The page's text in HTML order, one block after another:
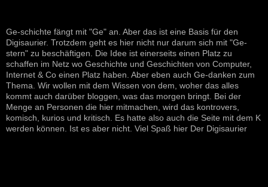
Ge-schichte fängt mit "Ge" an. Aber das ist eine Basis für den
Digisaurier. Trotzdem geht es hier nicht nur darum sich mit "Ge-
stern" zu beschäftigen. Die Idee ist einerseits einen Platz zu
schaffen im Netz wo Geschichte und Geschichten von Computer,
Internet & Co einen Platz haben. Aber eben auch Ge-danken zum
Thema. Wir wollen mit dem Wissen von dem, woher das alles
kommt auch darüber bloggen, was das morgen bringt. Bei der
Menge an Personen die hier mitmachen, wird das kontrovers,
komisch, kurios und kritisch. Es hatte also auch die Seite mit dem K
werden können. Ist es aber nicht. Viel Spaß hier Der Digisaurier